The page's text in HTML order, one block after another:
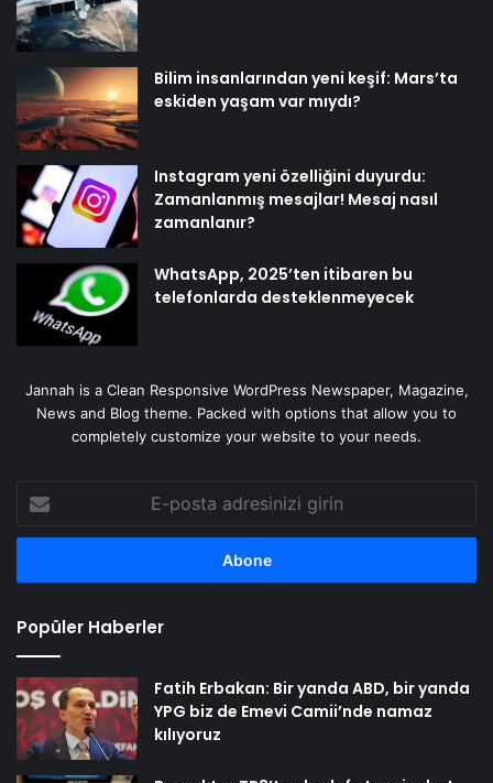
Bilim insanlarından yeni keşif: Mars’ta
eskiden yaşam var mıydı?
Instagram yeni özelliğini duyurdu:
Zamanlanmış mesajlar! Mesaj nasıl
zamanlanır?
WhatsApp, 2025’ten itibaren bu
telefonlarda desteklenmeyecek
Jannah is a Clean Responsive WordPress Newspaper, Magazine,
News and Blog theme. Packed with options that allow you to
completely customize your website to your needs.
posta
adresinizi
Popüler Haberler
Fatih Erbakan: Bir yanda ABD, bir yanda
YPG biz de Emevi Camii’nde namaz
kılıyoruz